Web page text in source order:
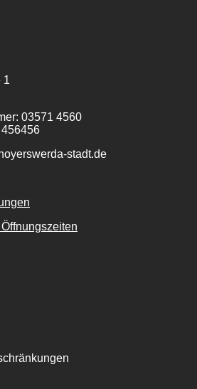
1
03571 4560
stadt.de